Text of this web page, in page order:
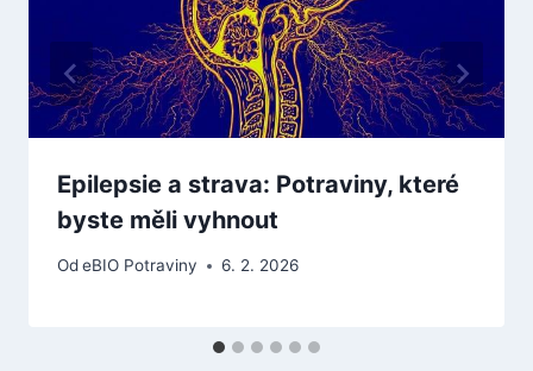
Epilepsie a strava: Potraviny, které
byste měli vyhnout
OdeBIO Potraviny 6. 2. 2026